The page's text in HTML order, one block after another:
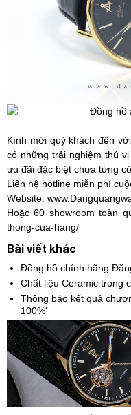
Kính mời quý khách đến
có những trải nghiệm thú
ưu đãi đặc biệt chưa từng
Liên hệ hotline miễn phí
Website:
Hoặc 60 showroom toàn
thong-cua-hang/
Bài viết khác
Đồng hồ chính hãng
Chất liệu Ceramic trong
Thông báo kết quả
100%'